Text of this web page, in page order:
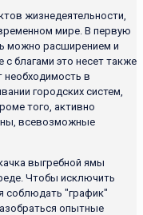
жизнедеятельности,
мире. В первую
можно расширением и
благами это несет также
необходимость в
городских систем,
того, активно
всевозможные
выгребной ямы
Чтобы исключить
соблюдать "график"
опытные